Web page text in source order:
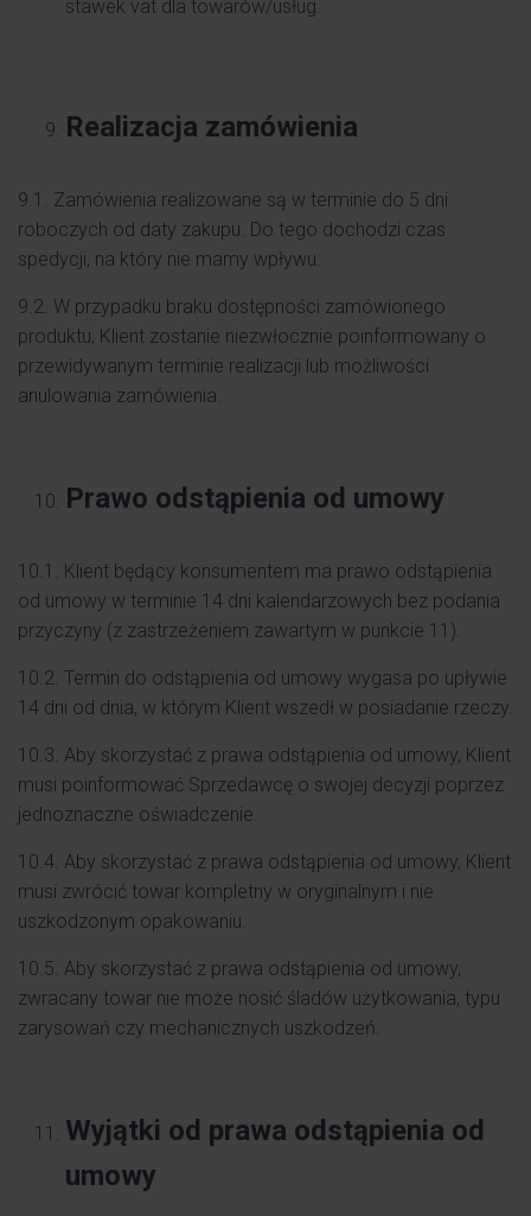
stawek vat dla towarów/usług.
Realizacja zamówienia
9.1. Zamówienia realizowane są w terminie do 5 dni
roboczych od daty zakupu. Do tego dochodzi czas
spedycji, na który nie mamy wpływu.
9.2. W przypadku braku dostępności zamówionego
produktu, Klient zostanie niezwłocznie poinformowany o
przewidywanym terminie realizacji lub możliwości
anulowania zamówienia.
Prawo odstąpienia od umowy
10.1. Klient będący konsumentem ma prawo odstąpienia
od umowy w terminie 14 dni kalendarzowych bez podania
przyczyny (z zastrzeżeniem zawartym w punkcie 11).
10.2. Termin do odstąpienia od umowy wygasa po upływie
14 dni od dnia, w którym Klient wszedł w posiadanie rzeczy.
10.3. Aby skorzystać z prawa odstąpienia od umowy, Klient
musi poinformować Sprzedawcę o swojej decyzji poprzez
jednoznaczne oświadczenie.
10.4. Aby skorzystać z prawa odstąpienia od umowy, Klient
musi zwrócić towar kompletny w oryginalnym i nie
uszkodzonym opakowaniu.
10.5. Aby skorzystać z prawa odstąpienia od umowy,
zwracany towar nie może nosić śladów użytkowania, typu
zarysowań czy mechanicznych uszkodzeń.
Wyjątki od prawa odstąpienia od
umowy